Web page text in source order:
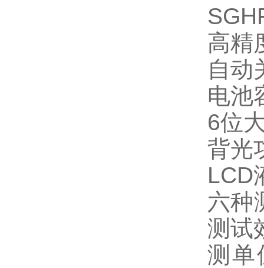
高精
自动
电池
6位
背光
LCD
六种
测试
测单